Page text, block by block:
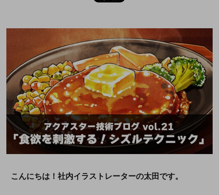
こんにちは！社内イラストレーターの太田です。